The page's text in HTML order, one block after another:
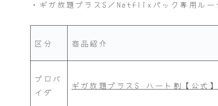
・ギガ放題プラスS／Netflixパック専用ルー
区分 商品紹介
プロバ
イダ
ギガ放題プラスS ハート割【公式】